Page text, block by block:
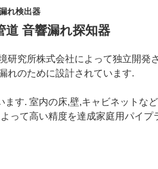
れ検出器
道 音響漏れ探知器
研究所株式会社によって独立開発
れのために設計されています.
す. 室内の床,壁,キャビネットな
って高い精度を達成家庭用パイプ